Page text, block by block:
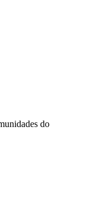
do